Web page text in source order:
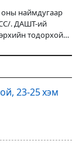
наймдугаар
. ДАШТ-ий
тодорхой
худалдах
ФИФА-гийн
Жанни
23-25 хэм